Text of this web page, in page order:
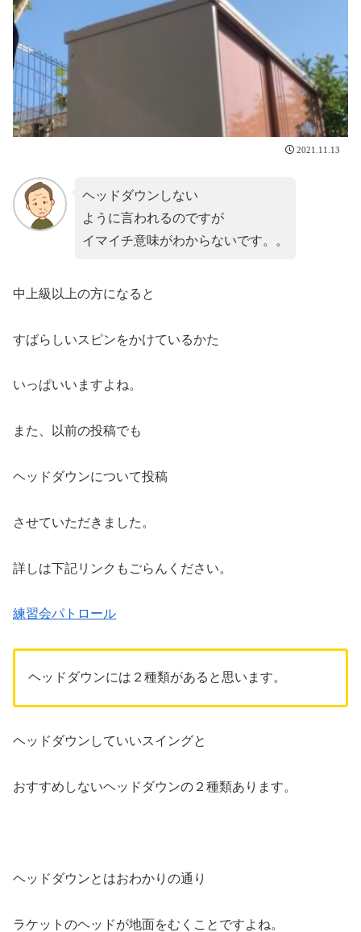
2021.11.13
ヘッドダウンしない
ように言われるのですが
イマイチ意味がわからないです。。
中上級以上の方になると
すばらしいスピンをかけているかた
いっぱいいますよね。
また、以前の投稿でも
ヘッドダウンについて投稿
させていただきました。
詳しは下記リンクもごらんください。
練習会パトロール
ヘッドダウンには２種類があると思います。
ヘッドダウンしていいスイングと
おすすめしないヘッドダウンの２種類あります。
ヘッドダウンとはおわかりの通り
ラケットのヘッドが地面をむくことですよね。